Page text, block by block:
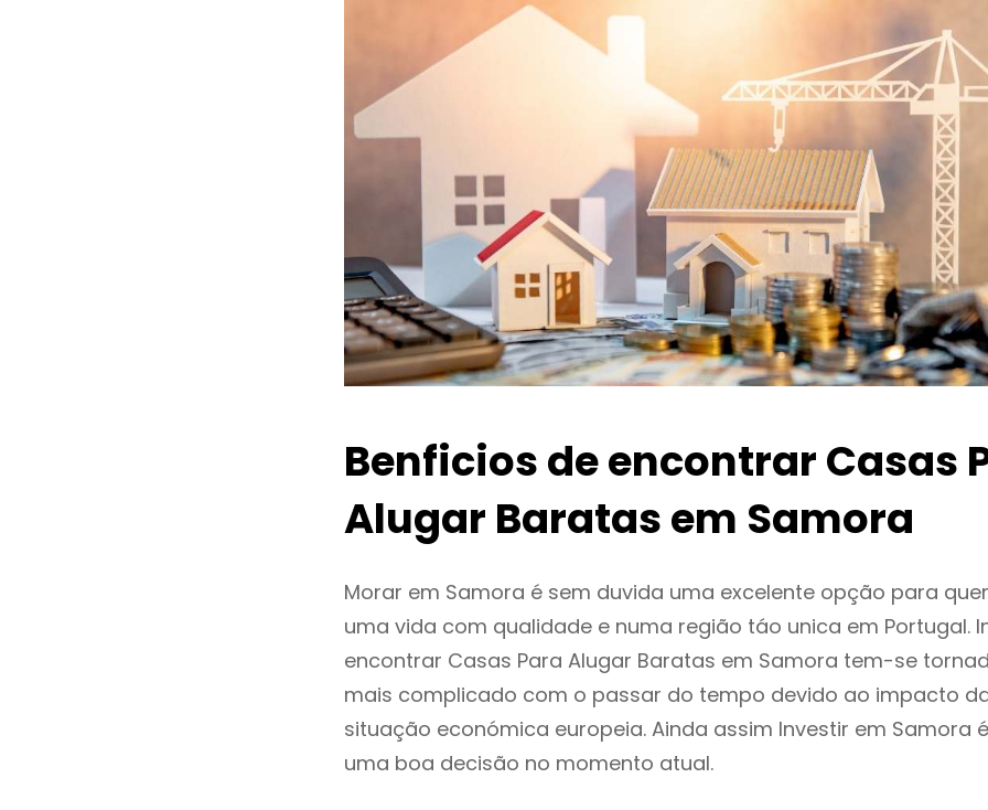
Benficios de encontrar Casas
Alugar Baratas em Samora
Morar em Samora é sem duvida uma excelente opção para
uma vida com qualidade e numa região táo unica em Portugal.
encontrar Casas Para Alugar Baratas em Samora tem-se
mais complicado com o passar do tempo devido ao impacto
situação económica europeia. Ainda assim Investir em Samora
uma boa decisão no momento atual.